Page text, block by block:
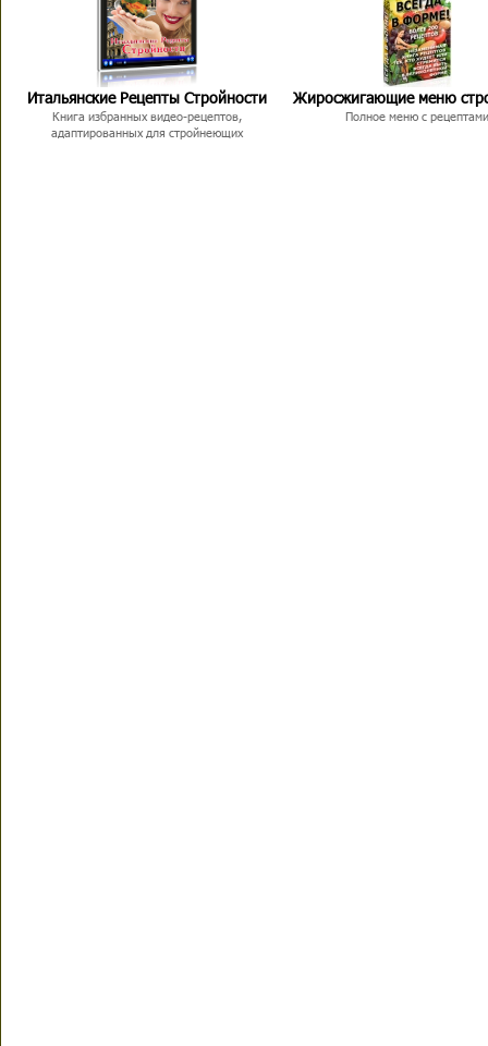
Итальянские Рецепты Стройности
Книга избранных видео-рецептов,
адаптированных для стройнеющих
Жиросжигающие меню
Полное меню с рецептами